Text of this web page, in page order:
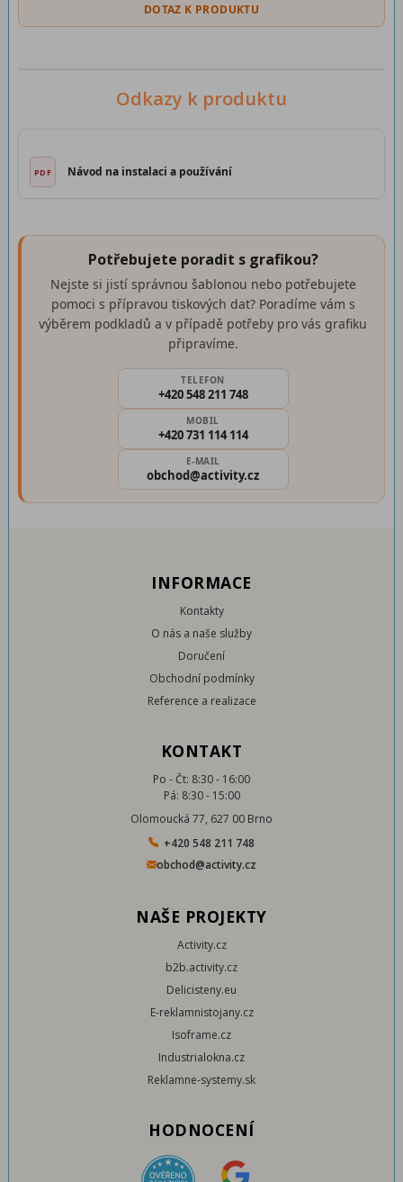
DOTAZ K PRODUKTU
Odkazy k produktu
Návod na instalaci a používání
Potřebujete poradit s grafikou?
Nejste si jistí správnou šablonou nebo potřebujete
pomoci s přípravou tiskových dat? Poradíme vám s
výběrem podkladů a v případě potřeby pro vás grafiku
připravíme.
TELEFON
+420 548 211 748
MOBIL
+420 731 114 114
E-MAIL
obchod@activity.cz
INFORMACE
Kontakty
O nás a naše služby
Doručení
Obchodní podmínky
Reference a realizace
KONTAKT
Po - Čt: 8:30 - 16:00
Pá: 8:30 - 15:00
Olomoucká 77, 627 00 Brno
+420 548 211 748
obchod@activity.cz
NAŠE PROJEKTY
Activity.cz
b2b.activity.cz
Delicisteny.eu
E-reklamnistojany.cz
Isoframe.cz
Industrialokna.cz
Reklamne-systemy.sk
HODNOCENÍ